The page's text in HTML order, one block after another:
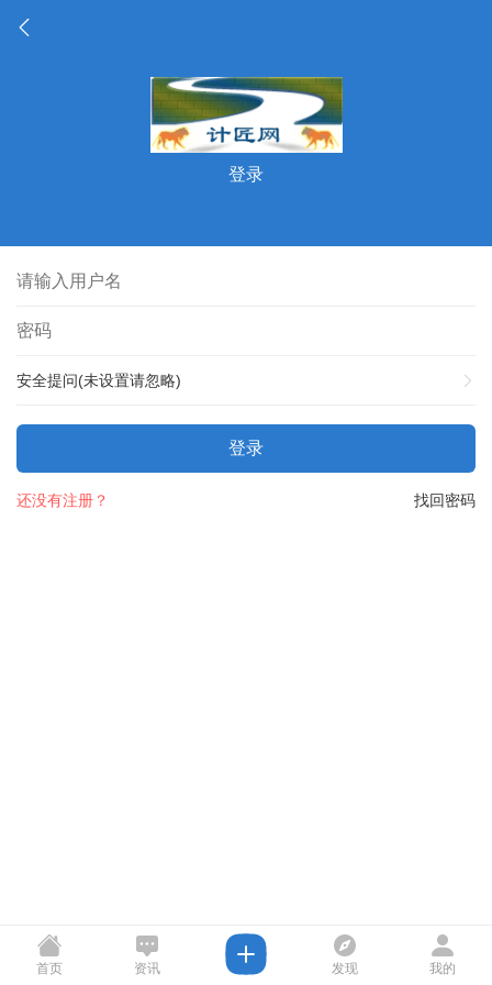
登录
安全提问(未设置请忽略)
登录
找回密码
还没有注册？
首页 资讯 发现 我的